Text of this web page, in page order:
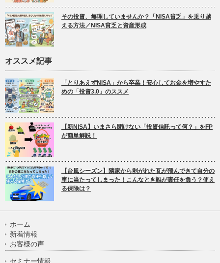
その投資、無理していませんか？「NISA貧乏」を乗り越
える方法／NISA貧乏と資産形成
オススメ記事
「とりあえずNISA」から卒業！安心してお金を増やすた
めの「投資3.0」のススメ
【新NISA】いまさら聞けない「投資信託って何？」をFP
が簡単解説！
【台風シーズン】隣家から剥がれた瓦が飛んできて自分の
車に当たってしまった！こんなとき誰が責任を負う？使え
る保険は？
ホーム
新着情報
お客様の声
セミナー情報